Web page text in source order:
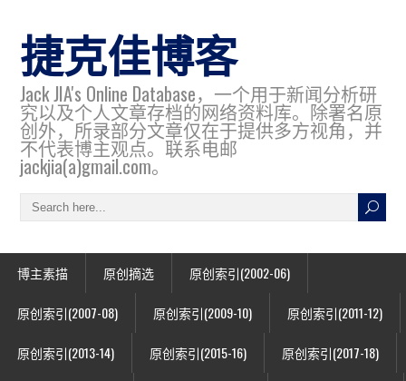
捷克佳博客
Jack JIA's Online Database，一个用于新闻分析研
究以及个人文章存档的网络资料库。除署名原
创外，所录部分文章仅在于提供多方视角，并
不代表博主观点。联系电邮
jackjia(a)gmail.com。
博主素描 原创摘选 原创索引(2002-06)
原创索引(2007-08) 原创索引(2009-10) 原创索引(2011-12)
原创索引(2013-14) 原创索引(2015-16) 原创索引(2017-18)